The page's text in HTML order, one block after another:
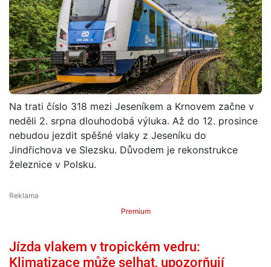
Na trati číslo 318 mezi Jeseníkem a Krnovem začne v
neděli 2. srpna dlouhodobá výluka. Až do 12. prosince
nebudou jezdit spěšné vlaky z Jeseníku do
Jindřichova ve Slezsku. Důvodem je rekonstrukce
železnice v Polsku.
Premium
Jízda vlakem v tropickém vedru:
Klimatizace může selhat, upozorňují